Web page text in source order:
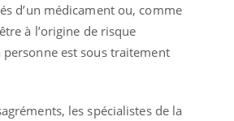
d’un médicament ou, comme
à l’origine de risque
est sous traitement
les spécialistes de la